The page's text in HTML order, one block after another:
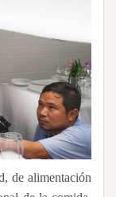
de alimentación